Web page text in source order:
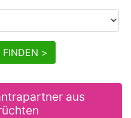
JETZT HIER FINDEN >
aus